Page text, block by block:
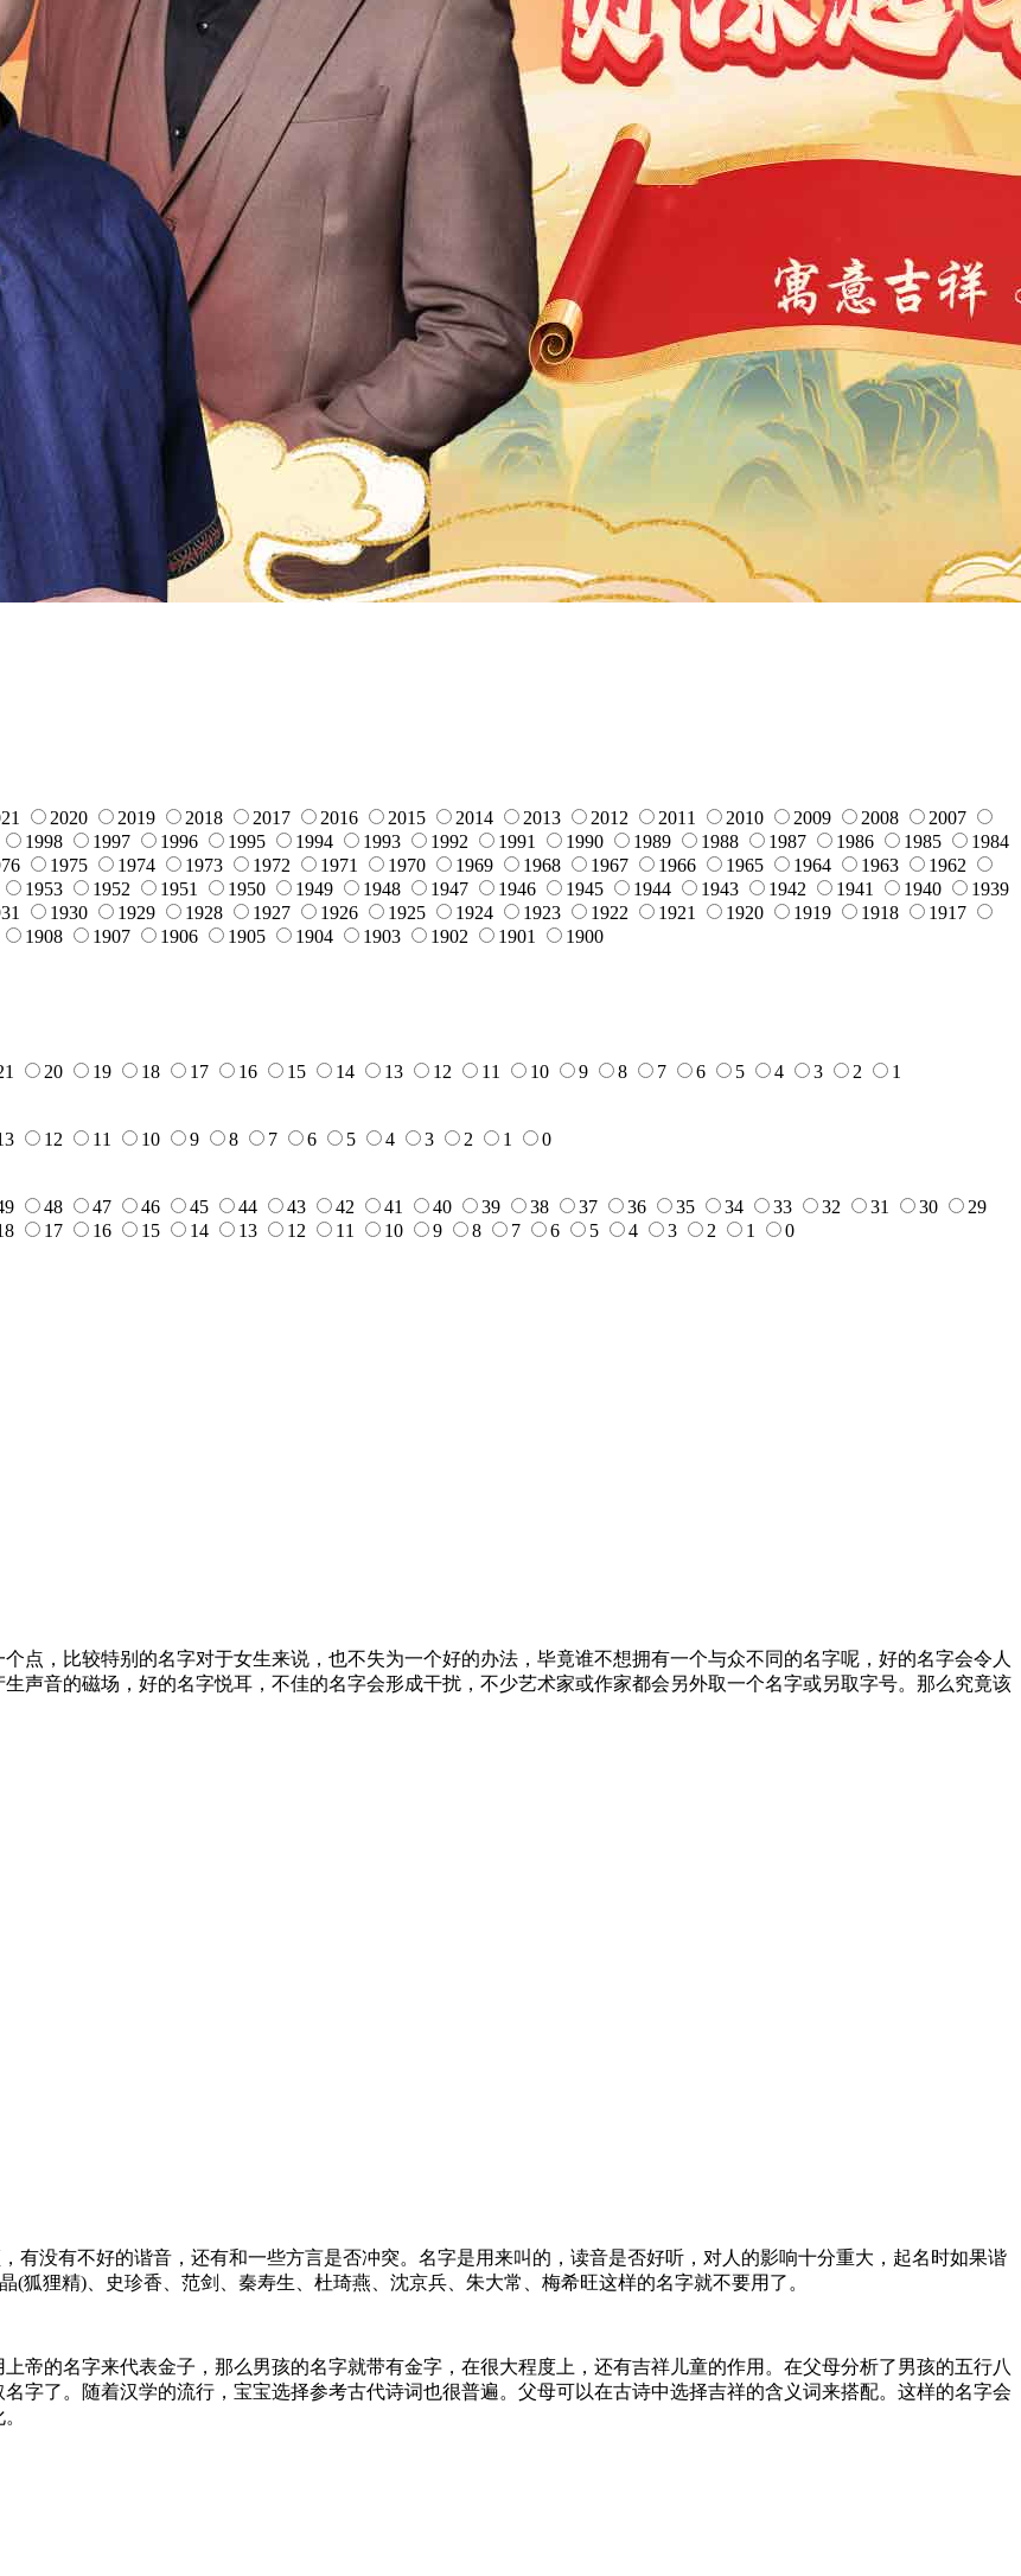
1929 1928 1927 1926 1924 1923 1922 1921 1920 1919 1918
1917
1908 1907 1906 1905 1902 1901 1900
19 18 17 9 7 6 5 4 1
11 8
49 48 45 40 39 38 37 33 32 31 30
29
14 9 8 6 2 1 0
2020 2019 2018 2017 2016 2015 2014 2013 2012 2011 2010 2009 2008
2007
1998 1997 1996 1995 1994 1993 1992 1991 1990 1989 1988 1987 1986 1985
1984
1975 1974 1973 1972 1971 1970 1969 1968 1967 1966 1965 1964 1963
1962
1953 1952 1951 1950 1949 1948 1947 1946 1945 1944 1943 1942 1941 1940
1939
1930 1929 1928 1927 1926 1925 1924 1923 1922 1921 1920 1919 1918
1917
1908 1907 1906 1905 1904 1903 1902 1901 1900
20 19 18 17 16 15 14 13 12 11 10 9 8 7 6 5 4 3 2 1
12 11 10 9 8 7 6 5 4 3 2 1 0
48 47 46 45 44 43 42 41 40 39 38 37 36 35 34 33 32 31 30
29
17 16 15 14 13 12 11 10 9 8 7 6 5 4 3 2 1 0
点，比较特别的名字对于女生来说，也不失为一个好的办法，毕竟谁不想拥有一个与众不同的名字呢，好的名字会令人
声音的磁场，好的名字悦耳，不佳的名字会形成干扰，不少艺术家或作家都会另外取一个名字或另取字号。那么究竟该
有没有不好的谐音，还有和一些方言是否冲突。名字是用来叫的，读音是否好听，对人的影响十分重大，起名时如果谐
狐狸精)、史珍香、范剑、秦寿生、杜琦燕、沈京兵、朱大常、梅希旺这样的名字就不要用了。
帝的名字来代表金子，那么男孩的名字就带有金字，在很大程度上，还有吉祥儿童的作用。在父母分析了男孩的五行八
字了。随着汉学的流行，宝宝选择参考古代诗词也很普遍。父母可以在古诗中选择吉祥的含义词来搭配。这样的名字会